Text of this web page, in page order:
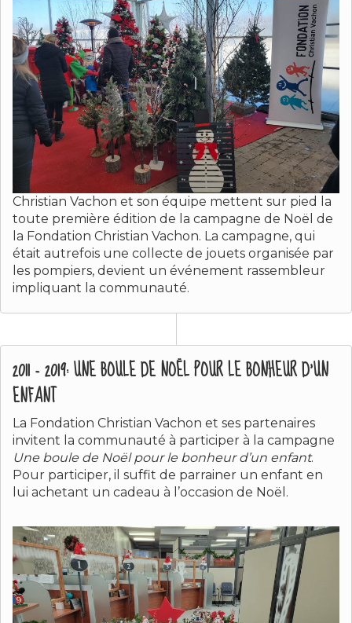
Christian Vachon et son équipe mettent sur pied la
toute première édition de la campagne de Noël de
la Fondation Christian Vachon. La campagne, qui
était autrefois une collecte de jouets organisée par
les pompiers, devient un événement rassembleur
impliquant la communauté.
2011 - 2019: UNE BOULE DE NOËL POUR LE BONHEUR D'UN
ENFANT
La Fondation Christian Vachon et ses partenaires
invitent la communauté à participer à la campagne
Une boule de Noël pour le bonheur d’un enfant.
Pour participer, il suffit de parrainer un enfant en
lui achetant un cadeau à l’occasion de Noël.